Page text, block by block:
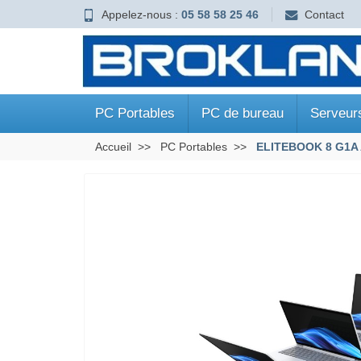
Appelez-nous : 05 58 58 25 46 Contact
PC Portables PC de bureau
Accueil PC Portables ELITEBOOK 8